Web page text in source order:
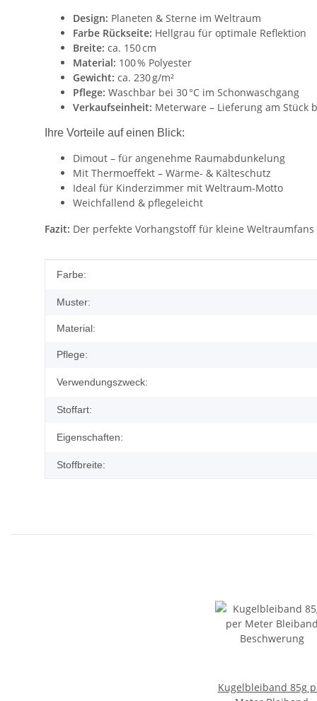
Design: Planeten & Sterne im Weltraum
Farbe Rückseite: Hellgrau für optimale Reflektion
Breite: ca. 150 cm
Material: 100 % Polyester
Gewicht: ca. 230 g/m²
Pflege: Waschbar bei 30 °C im Schonwaschgang
Verkaufseinheit: Meterware – Lieferung am Stück
Ihre Vorteile auf einen Blick:
Dimout – für angenehme Raumabdunkelung
Mit Thermoeffekt – Wärme- & Kälteschutz
Ideal für Kinderzimmer mit Weltraum-Motto
Weichfallend & pflegeleicht
Fazit: Der perfekte Vorhangstoff für kleine
Produkteigenschaft
Wert
Farbe:
Muster:
Material:
Pflege:
Verwendungszweck:
Stoffart:
Eigenschaften:
Stoffbreite:
Kugelbleiband 85g